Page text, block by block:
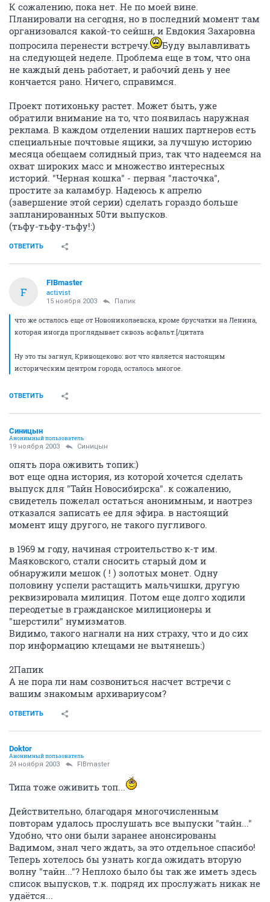
К сожалению, пока нет. Не по моей вине.
Планировали на сегодня, но в последний момент там
организовался какой-то сейшн, и Евдокия Захаровна
попросила перенести встречу.
Буду вылавливать
на следующей неделе. Проблема еще в том, что она
не каждый день работает, и рабочий день у нее
кончается рано. Ничего, справимся.
Проект потихоньку растет. Может быть, уже
обратили внимание на то, что появилась наружная
реклама. В каждом отделении наших партнеров есть
специальные почтовые ящики, за лучшую историю
месяца обещаем солидный приз, так что надеемся на
охват широких масс и множество интересных
историй. "Черная кошка" - первая "ласточка",
простите за каламбур. Надеюсь к апрелю
(завершение этой серии) сделать гораздо больше
запланированных 50ти выпусков.
(тьфу-тьфу-тьфу!:)
ОТВЕТИТЬ
F
FIBmaster
activist
15 ноября 2003 Папик
что же осталось еще от Новониколаевска, кроме брусчатки на Ленина,
которая иногда проглядывает сквозь асфальт.[/цитата
Ну это ты загнул, Кривощеково: вот что является настоящим
историческим центром города, осталось многое.
ОТВЕТИТЬ
Синицын
Анонимный пользователь
19 ноября 2003 Синицын
опять пора оживить топик:)
вот еще одна история, из которой хочется сделать
выпуск для "Тайн Новосибирска". к сожалению,
свидетель пожелал остаться анонимным, и наотрез
отказался записать ее для эфира. в настоящий
момент ищу другого, не такого пугливого.
в 1969 м году, начиная строительство к-т им.
Маяковского, стали сносить старый дом и
обнаружили мешок ( ! ) золотых монет. Одну
половину успели растащить мальчишки, другую
реквизировала милиция. Потом еще долго ходили
переодетые в гражданское милиционеры и
"шерстили" нумизматов.
Видимо, такого нагнали на них страху, что и до сих
пор информацию клещами не вытянешь:)
2Папик
А не пора ли нам созвониться насчет встречи с
вашим знакомым архивариусом?
ОТВЕТИТЬ
Doktor
Анонимный пользователь
24 ноября 2003 FIBmaster
Типа тоже оживить топ...
Действительно, благодаря многочисленным
повторам удалось прослушать все выпуски "тайн..."
Удобно, что они были заранее анонсированы
Вадимом, знал чего ждать, за это отдельное спасибо!
Теперь хотелось бы узнать когда ожидать вторую
волну "тайн..."? Неплохо было бы так же иметь здесь
список выпусков, т.к. подряд их прослужать никак не
удаётся...